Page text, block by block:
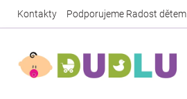
Kontakty Podporujeme Radost dětem